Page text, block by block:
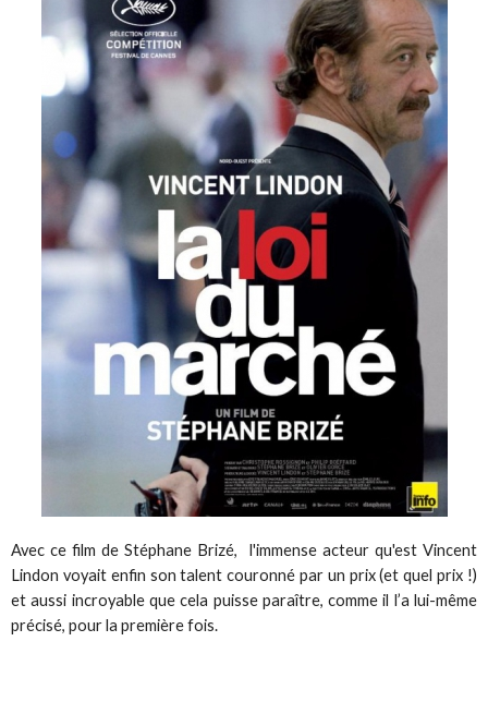
Avec ce film de Stéphane Brizé, l'immense acteur qu'est Vincent
Lindon voyait enfin son talent couronné par un prix (et quel prix !)
et aussi incroyable que cela puisse paraître, comme il l’a lui-même
précisé, pour la première fois.